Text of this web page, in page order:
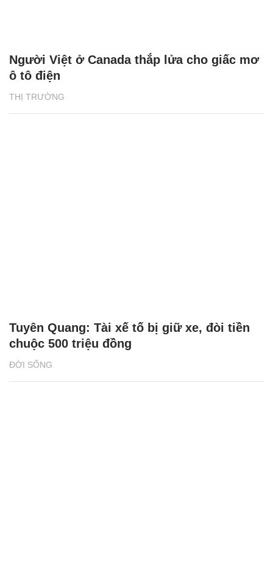
THỊ TRƯỜNG
Người Việt ở Canada thắp lửa cho giấc mơ
ô tô điện
ĐỜI SỐNG
Tuyên Quang: Tài xế tố bị giữ xe, đòi tiền
chuộc 500 triệu đồng